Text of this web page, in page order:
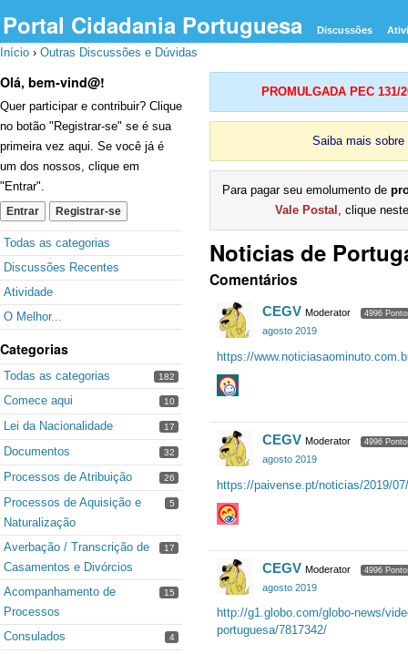
Portal Cidadania Portuguesa Discussões
Início › Outras Discussões e Dúvidas
Olá, bem-vind@!
Quer participar e contribuir? Clique
no botão "Registrar-se" se é sua
primeira vez aqui. Se você já é
um dos nossos, clique em
"Entrar".
Entrar Registrar-se
Quick
Links
Todas as categorias
Discussões Recentes
Atividade
O Melhor...
Categorias
182
Todas as categorias
10
Comece aqui
17
Lei da Nacionalidade
32
Documentos
26
Processos de Atribuição
5
Processos de Aquisição e
Naturalização
17
Averbação / Transcrição de
Casamentos e Divórcios
15
Acompanhamento de
Processos
4
Consulados
PROMULGADA PEC
Saiba mais sobre
Para pagar seu emolumento de
Vale Postal , clique
Noticias de
Comentários
CEGV Moderator 4996
agosto 2019
https://
CEGV Moderator 4996
agosto 2019
https://paivense.pt/noticias/2019/
CEGV Moderator 4996
agosto 2019
http://g1.globo.com/globo-news/
portuguesa/7817342/